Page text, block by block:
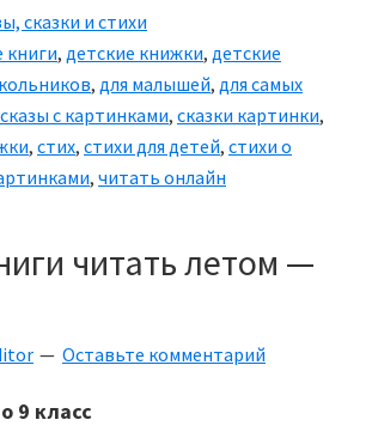
прибаутки»
сказки и стихи
книги, детские книжки, детские
, для малышей, для самых
с картинками, сказки картинки,
, стих, стихи для детей, стихи о
, читать онлайн
читать летом —
Оставьте комментарий
9 класс